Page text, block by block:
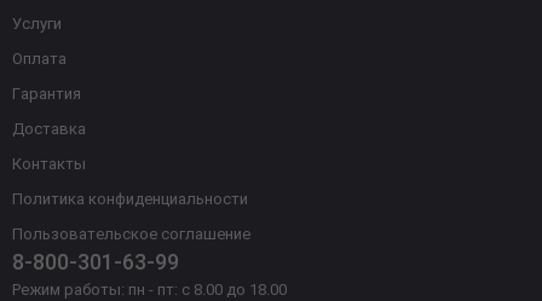
Услуги
Оплата
Гарантия
Доставка
Контакты
Политика конфиденциальности
Пользовательское соглашение
8-800-301-63-99
Режим работы: пн - пт: с 8.00 до 18.00